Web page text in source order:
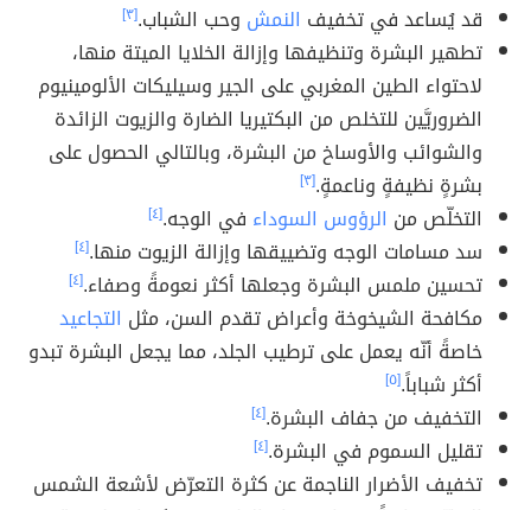
قد يُساعد في تخفيف النمش وحب الشباب.[٣]
تطهير البشرة وتنظيفها وإزالة الخلايا الميتة منها،
لاحتواء الطين المغربي على الجير وسيليكات الألومينيوم
الضروريَّين للتخلص من البكتيريا الضارة والزيوت الزائدة
والشوائب والأوساخ من البشرة، وبالتالي الحصول على
بشرةٍ نظيفةٍ وناعمةٍ.[٣]
التخلّص من الرؤوس السوداء في الوجه.[٤]
سد مسامات الوجه وتضييقها وإزالة الزيوت منها.[٤]
تحسين ملمس البشرة وجعلها أكثر نعومةً وصفاء.[٤]
مكافحة الشيخوخة وأعراض تقدم السن، مثل التجاعيد
خاصةً أنّه يعمل على ترطيب الجلد، مما يجعل البشرة تبدو
أكثر شباباً.[٥]
التخفيف من جفاف البشرة.[٤]
تقليل السموم في البشرة.[٤]
تخفيف الأضرار الناجمة عن كثرة التعرّض لأشعة الشمس